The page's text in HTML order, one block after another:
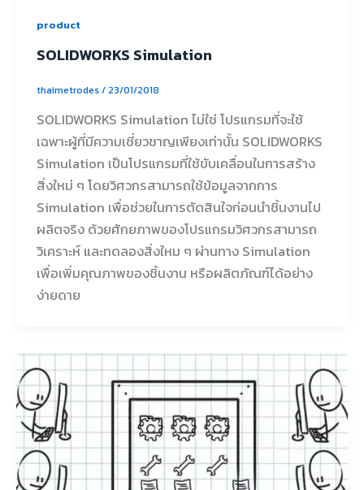
product
SOLIDWORKS Simulation
thaimetrodes/ 23/01/2018
SOLIDWORKS Simulation ไม่ใช่ โปรแกรมที่จะใช้
เฉพาะผู้ที่มีความเชี่ยวชาญเพียงเท่านั้น SOLIDWORKS
Simulation เป็นโปรแกรมที่ใช้ขับเคลื่อนในการสร้าง
สิ่งใหม่ ๆ โดยวิศวกรสามารถใช้ข้อมูลจากการ
Simulation เพื่อช่วยในการตัดสินใจก่อนนำชิ้นงานไป
ผลิตจริง ด้วยศักยภาพของโปรแกรมวิศวกรสามารถ
วิเคราะห์ และทดลองสิ่งใหม ๆ ผ่านทาง Simulation
เพื่อเพิ่มคุณภาพของชิ้นงาน หรือผลิตภัณฑ์ได้อย่าง
ง่ายดาย